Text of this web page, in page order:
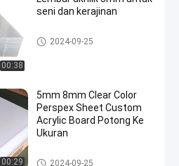
00:38
seni dan kerajinan
Lembaran Akrilik Bening
2024-09-25
00:29
5mm 8mm Clear Color
Perspex Sheet Custom
Acrylic Board Potong Ke
Ukuran
Lembaran Akrilik Bening
2024-09-25